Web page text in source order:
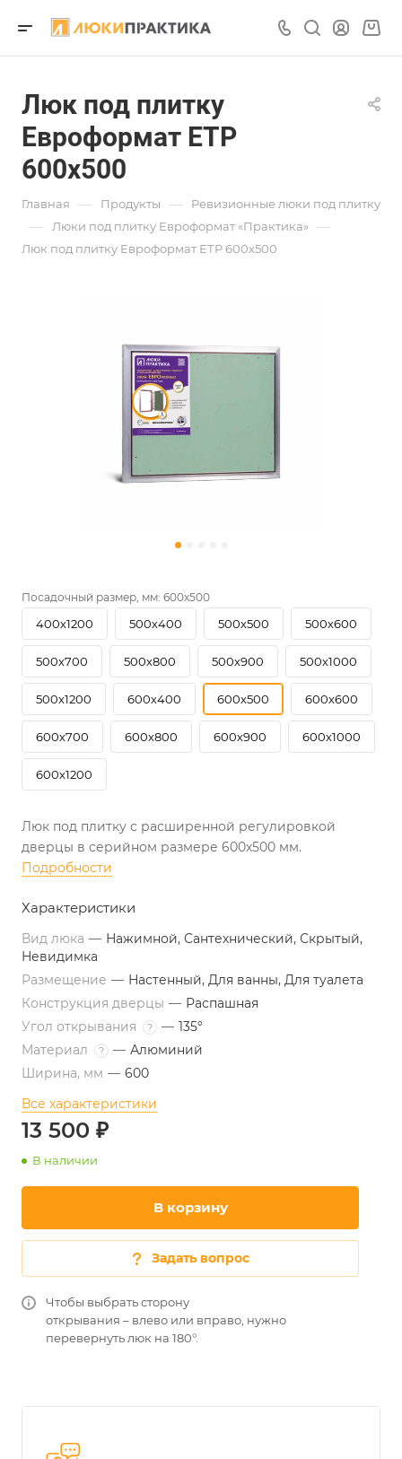
Люк под плитку
Евроформат ЕТР
600х500
Главная — Продукты — Ревизионные люки под плитку
— Люки под плитку Евроформат «Практика» —
Люк под плитку Евроформат ЕТР 600х500
Посадочный размер, мм: 600х500
400х1200 500х400 500х500 500х600
500х700 500х800 500х900 500х1000
500х1200 600х400 600х500 600х600
600х700 600х800 600х900 600х1000
600х1200
Люк под плитку с расширенной регулировкой
дверцы в серийном размере 600х500 мм.
Подробности
Характеристики
Вид люка — Нажимной, Сантехнический, Скрытый,
Невидимка
Размещение — Настенный, Для ванны, Для туалета
Конструкция дверцы — Распашная
Угол открывания
? — 135°
Материал
? — Алюминий
Ширина, мм — 600
Все характеристики
13 500 ₽
В наличии
В корзину
Задать вопрос
Чтобы выбрать сторону
открывания – влево или вправо, нужно
перевернуть люк на 180°.